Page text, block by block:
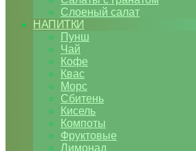
Слоеный салат
НАПИТКИ
Пунш
Чай
Кофе
Квас
Морс
Сбитень
Кисель
Компоты
Фруктовые
Лимонад